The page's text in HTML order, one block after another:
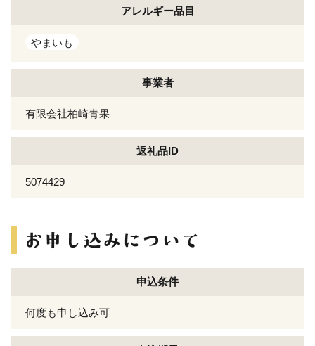
アレルギー品目
やまいも
事業者
有限会社柏崎青果
返礼品ID
5074429
申込条件
何度も申し込み可